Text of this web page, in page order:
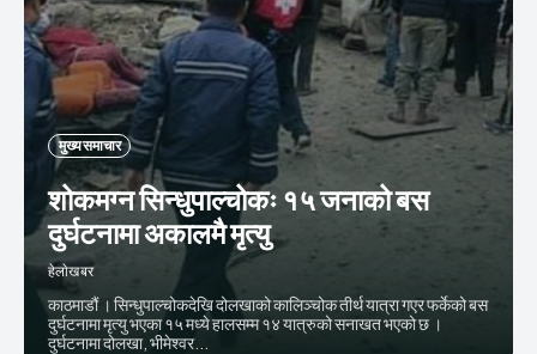
मुख्य समाचार
शोकमग्न सिन्धुपाल्चोकः १५ जनाको बस
दुर्घटनामा अकालमै मृत्यु
हेलाेखबर
काठमाडौं । सिन्धुपाल्चोकदेखि दोलखाको कालिञ्चोक तीर्थ यात्रा गएर फर्केको बस
दुर्घटनामा मृत्यु भएका १५ मध्ये हालसम्म १४ यात्रुको सनाखत भएको छ ।
दुर्घटनामा दोलखा, भीमेश्वर...